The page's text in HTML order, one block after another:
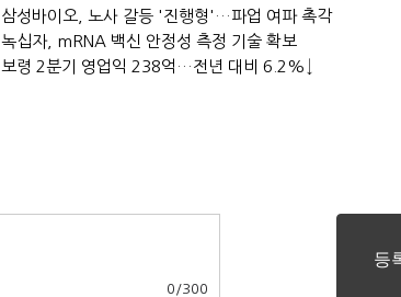
삼성바이오, 노사 갈등 '진행형'…파업 여파 촉각
녹십자, mRNA 백신 안정성 측정 기술 확보
보령 2분기 영업익 238억…전년 대비 6.2%↓
0 /300